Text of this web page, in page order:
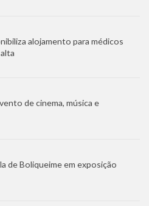
alojamento para médicos
de cinema, música e
de Boliqueime em exposição